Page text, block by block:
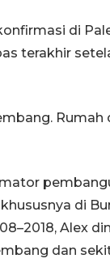
di
terakhir
Rumah
di
Alex
dan